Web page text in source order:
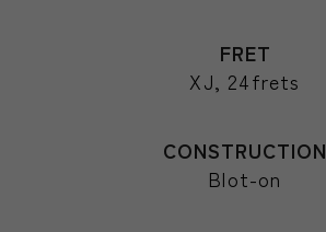
FRET
XJ, 24frets
CONSTRUCTION
Blot-on